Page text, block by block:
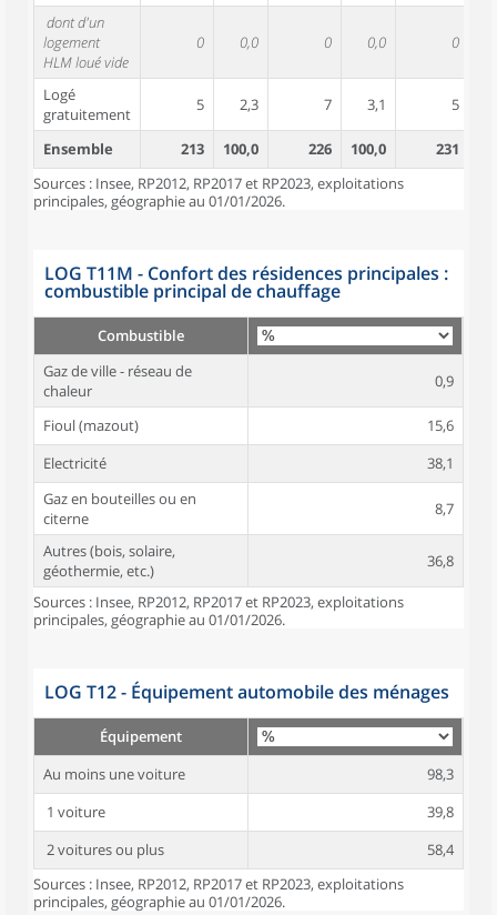
dont d'un
logement
HLM loué vide
0 0,0 0 0,0 0
Logé
gratuitement
5 2,3 7 3,1 5
Ensemble 213 100,0 226 100,0 231
Sources : Insee, RP2012, RP2017 et RP2023, exploitations
principales, géographie au 01/01/2026.
LOG T11M - Confort des résidences principales :
combustible principal de chauffage
Combustible
Gaz de ville - réseau de
chaleur
0,9
Fioul (mazout)
15,6
Electricité
38,1
Gaz en bouteilles ou en
citerne
8,7
Autres (bois, solaire,
géothermie, etc.)
36,8
Sources : Insee, RP2012, RP2017 et RP2023, exploitations
principales, géographie au 01/01/2026.
LOG T12 - Équipement automobile des ménages
Équipement
Au moins une voiture
98,3
1 voiture
39,8
2 voitures ou plus
58,4
Sources : Insee, RP2012, RP2017 et RP2023, exploitations
principales, géographie au 01/01/2026.